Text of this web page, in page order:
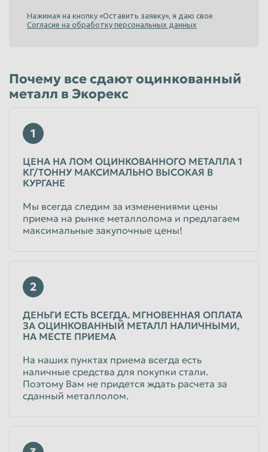
Тверь Тольятти
Ульяновск Уссурийск
Уфа
Химки
Челябинск
Чита Шахты
Электросталь
Южно-Сахалинск Якутск
Ярославль
Нажимая на кнопку «Оставить заявку», я даю свое
Согласие на обработку персональных данных
Почему все сдают оцинкованный
металл в Экорекс
1
ЦЕНА НА ЛОМ ОЦИНКОВАННОГО МЕТАЛЛА 1
КГ/ТОННУ МАКСИМАЛЬНО ВЫСОКАЯ В
КУРГАНЕ
Мы всегда следим за изменениями цены
приема на рынке металлолома и предлагаем
максимальные закупочные цены!
2
ДЕНЬГИ ЕСТЬ ВСЕГДА. МГНОВЕННАЯ ОПЛАТА
ЗА ОЦИНКОВАННЫЙ МЕТАЛЛ НАЛИЧНЫМИ,
НА МЕСТЕ ПРИЕМА
На наших пунктах приема всегда есть
наличные средства для покупки стали.
Поэтому Вам не придется ждать расчета за
сданный металлолом.